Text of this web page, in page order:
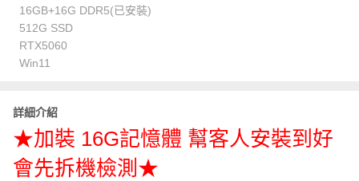
16GB+16G DDR5(已安裝)
512G SSD
RTX5060
Win11
詳細介紹
★加裝 16G記憶體 幫客人安裝到好
會先拆機檢測★